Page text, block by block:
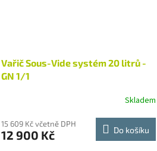
Vařič Sous-Vide systém 20 litrů -
GN 1/1
Skladem
15 609 Kč včetně DPH
12 900 Kč Do košíku